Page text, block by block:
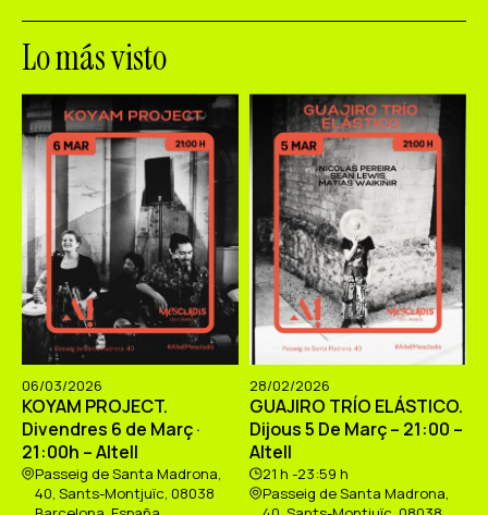
Lo más visto
06/03/2026
KOYAM PROJECT.
Divendres 6 de Març ·
21:00h – Altell
Passeig de Santa Madrona,
40, Sants-Montjuïc, 08038
28/02/2026
GUAJIRO TRÍO ELÁSTICO.
Dijous 5 De Març – 21:00 –
Altell
21 h -23:59 h
Passeig de Santa Madrona,